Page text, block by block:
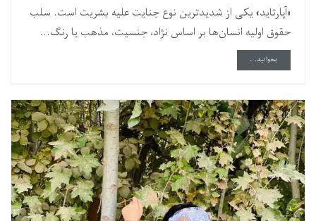
«آپارتاید» یکی از شدیدترین نوع جنایت علیه بشریت است. سلب
حقوق اولیه انسان‌ها بر اساس نژاد، جنسیت، مذهب یا رنگ...
بخوانید...